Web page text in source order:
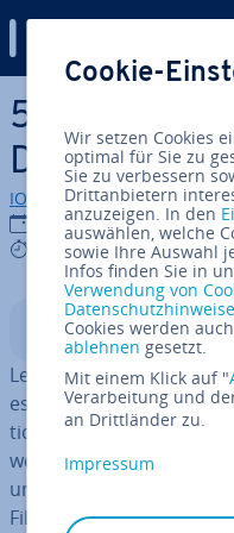
Zum Haupt­in­halt springen
5
IONOS Redaktion
09.04.2026
9 mins
In­halts­ver­zeich­nis
Leis­tungs­star­ke,
es viele. Sie
tio­nen, Da­ten­schutz und
welche Lösungen sich
und wie ownCloud,
FileCloud im Vergleich
Cookie-
Wir setzen Cookies
optimal für Sie zu
Sie zu verbessern
Drittanbietern
anzuzeigen. In den
auswählen, welche
sowie Ihre Auswahl
Infos finden Sie in
Verwendung von
Cookies werden
ablehnen gesetzt.
Mit einem Klick auf "
Verarbeitung und
an Drittländer zu.
Impressum